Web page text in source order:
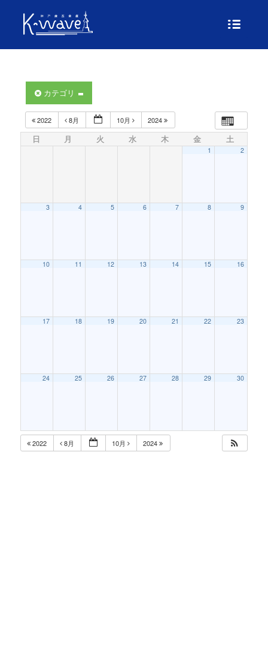
カテゴリ
2022 8月 10月 2024
日 月 火 水 木 金 土
1 2
3 4 5 6 7 8 9
10 11 12 13 14 15 16
17 18 19 20 21 22 23
24 25 26 27 28 29 30
2022 8月 10月 2024